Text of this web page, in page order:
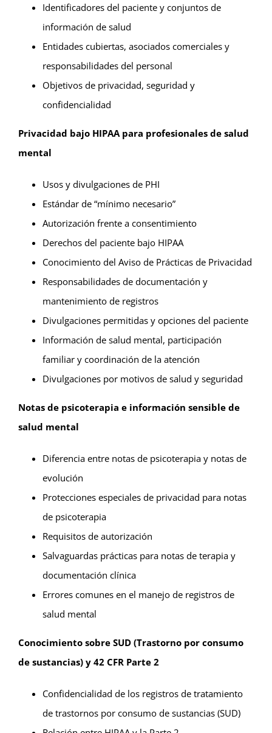
Identificadores del paciente y conjuntos de
información de salud
Entidades cubiertas, asociados comerciales y
responsabilidades del personal
Objetivos de privacidad, seguridad y
confidencialidad
Privacidad bajo HIPAA para profesionales de salud
mental
Usos y divulgaciones de PHI
Estándar de “mínimo necesario”
Autorización frente a consentimiento
Derechos del paciente bajo HIPAA
Conocimiento del Aviso de Prácticas de Privacidad
Responsabilidades de documentación y
mantenimiento de registros
Divulgaciones permitidas y opciones del paciente
Información de salud mental, participación
familiar y coordinación de la atención
Divulgaciones por motivos de salud y seguridad
Notas de psicoterapia e información sensible de
salud mental
Diferencia entre notas de psicoterapia y notas de
evolución
Protecciones especiales de privacidad para notas
de psicoterapia
Requisitos de autorización
Salvaguardas prácticas para notas de terapia y
documentación clínica
Errores comunes en el manejo de registros de
salud mental
Conocimiento sobre SUD (Trastorno por consumo
de sustancias) y 42 CFR Parte 2
Confidencialidad de los registros de tratamiento
de trastornos por consumo de sustancias (SUD)